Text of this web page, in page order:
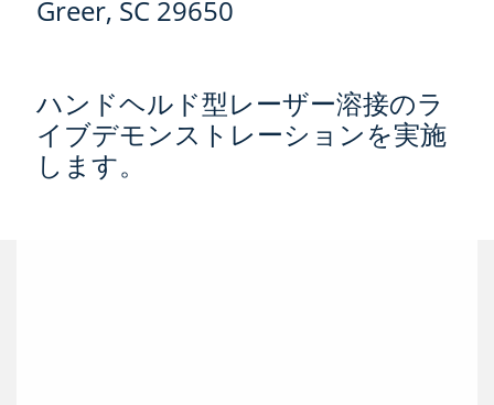
Greer, SC 29650
ハンドヘルド型レーザー溶接のラ
イブデモンストレーションを実施
します。